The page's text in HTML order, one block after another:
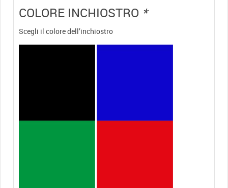
COLORE INCHIOSTRO *
Scegli il colore dell’inchiostro